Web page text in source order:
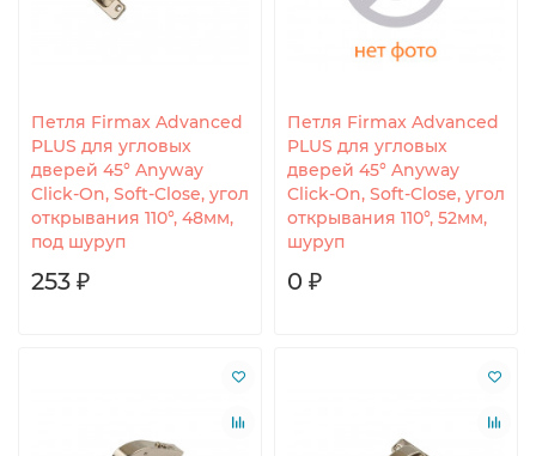
Петля Firmax Advanced
PLUS для угловых
дверей 45° Anyway
Click-On, Soft-Close, угол
открывания 110°, 48мм,
под шуруп
253 ₽
Петля Firmax Advanced
PLUS для угловых
дверей 45° Anyway
Click-On, Soft-Close, угол
открывания 110°, 52мм,
шуруп
0 ₽